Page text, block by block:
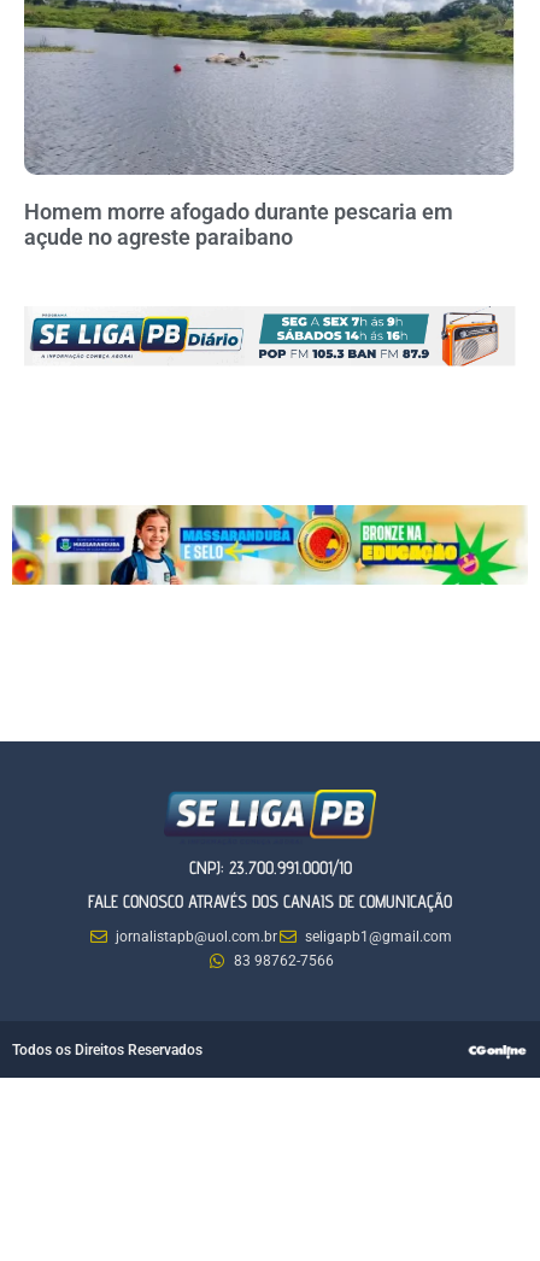
Homem morre afogado durante pescaria em
açude no agreste paraibano
CNPJ: 23.700.991.0001/10
FALE CONOSCO ATRAVÉS DOS CANAIS DE COMUNICAÇÃO
jornalistapb@uol.com.br
seligapb1@gmail.com
83 98762-7566
Todos os Direitos Reservados